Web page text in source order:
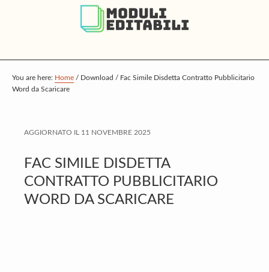
p
t
a
n
c
o
p
t
r
m
a
r
p
t
o
t
e
r
You are here: Home / Download / Fac Simile Disdetta Contratto Pubblicitario
Word da Scaricare
AGGIORNATO IL 11 NOVEMBRE 2025
FAC SIMILE DISDETTA
CONTRATTO PUBBLICITARIO
WORD DA SCARICARE